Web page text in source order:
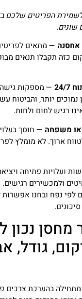
הפריטים שלכם
שונים.
אחסנה — מתאים
כזה תקבלו תנאים
7
— מספקות
נמוכים יותר, והביטוח
רגיש לחום ולחות.
או משפחה — חוסך
ארוך. לא מומלץ
ועלויות פתיחה
ולמכשירים רגישים.
לפי נפח ובחנו אפשרות
מחסן נכון
גודל,
מתחילה בהערכת צרכים